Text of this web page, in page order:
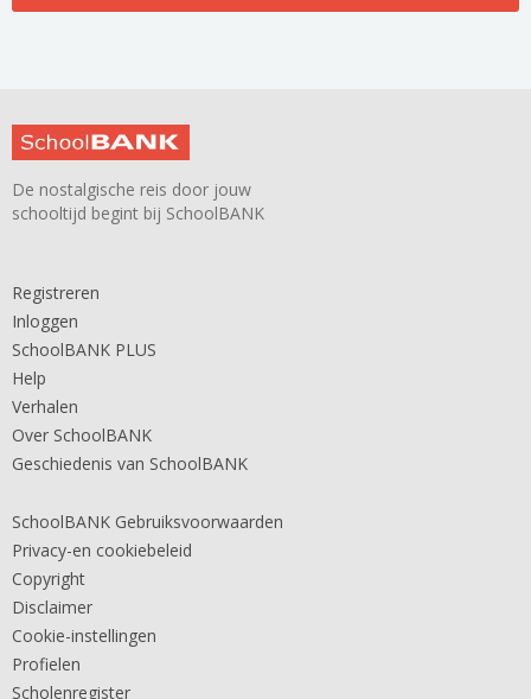
De nostalgische reis door jouw
schooltijd begint bij SchoolBANK
Registreren
Inloggen
SchoolBANK PLUS
Help
Verhalen
Over SchoolBANK
Geschiedenis van SchoolBANK
SchoolBANK Gebruiksvoorwaarden
Privacy-en cookiebeleid
Copyright
Disclaimer
Cookie-instellingen
Profielen
Scholenregister